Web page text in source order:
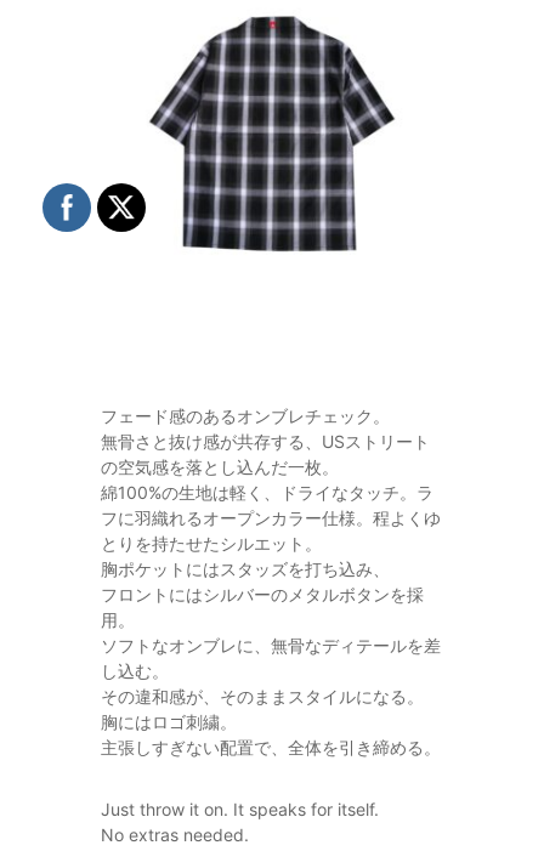
フェード感のあるオンブレチェック。
無骨さと抜け感が共存する、USストリート
の空気感を落とし込んだ一枚。
綿100%の生地は軽く、ドライなタッチ。ラ
フに羽織れるオープンカラー仕様。程よくゆ
とりを持たせたシルエット。
胸ポケットにはスタッズを打ち込み、
フロントにはシルバーのメタルボタンを採
用。
ソフトなオンブレに、無骨なディテールを差
し込む。
その違和感が、そのままスタイルになる。
胸にはロゴ刺繍。
主張しすぎない配置で、全体を引き締める。
Just throw it on. It speaks for itself.
No extras needed.